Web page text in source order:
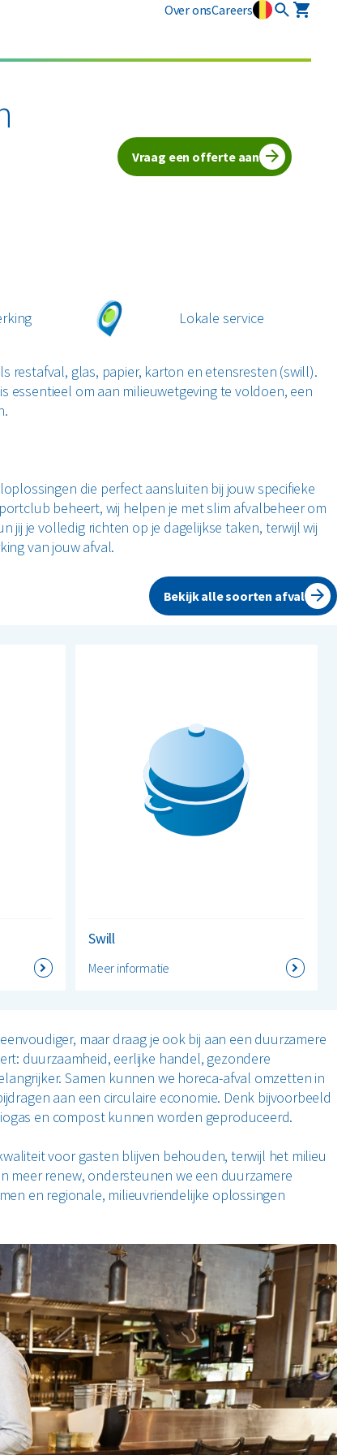
Over onsCareers
Vertrouwelijk papier
Vraag een offerte aan
Lokale service
restafval, glas, papier, karton en etensresten (swill).
essentieel om aan milieuwetgeving te voldoen, een
die perfect aansluiten bij jouw specifieke
beheert, wij helpen je met slim afvalbeheer om
je volledig richten op je dagelijkse taken, terwijl wij
van jouw afval.
Bekijk alle soorten afval
Swill
Meer informatie
maar draag je ook bij aan een duurzamere
duurzaamheid, eerlijke handel, gezondere
Samen kunnen we horeca-afval omzetten in
aan een circulaire economie. Denk bijvoorbeeld
en compost kunnen worden geproduceerd.
voor gasten blijven behouden, terwijl het milieu
meer renew, ondersteunen we een duurzamere
en regionale, milieuvriendelijke oplossingen